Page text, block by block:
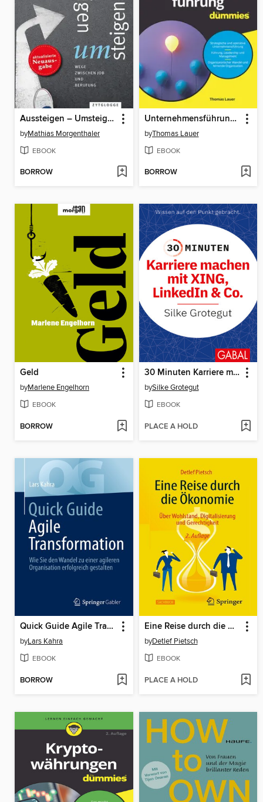
Aussteigen – Umsteigen
byMathias Morgenthaler
EBOOK
BORROW
Unternehmensführung für Dummies
byThomas Lauer
EBOOK
BORROW
Geld
byMarlene Engelhorn
EBOOK
BORROW
30 Minuten Karriere machen mit XING, LinkedIn und Co.
bySilke Grotegut
EBOOK
PLACE A HOLD
Quick Guide Agile Transformation
byLars Kahra
EBOOK
BORROW
Eine Reise durch die Ökonomie
byDetlef Pietsch
EBOOK
PLACE A HOLD